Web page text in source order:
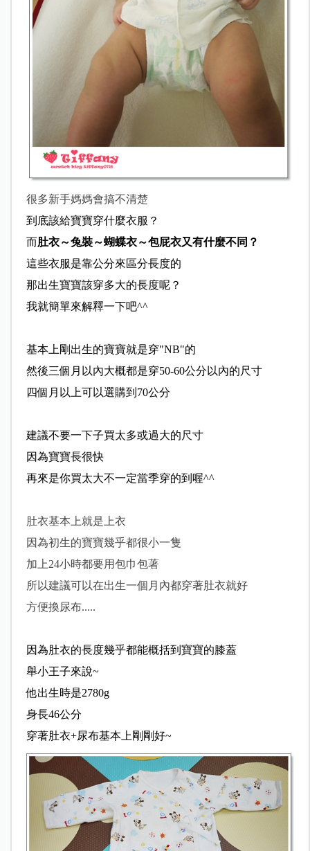
很多新手媽媽會搞不清楚
到底該給寶寶穿什麼衣服？
而肚衣～兔裝～蝴蝶衣～包屁衣又有什麼不同？
這些衣服是靠公分來區分長度的
那出生寶寶該穿多大的長度呢？
我就簡單來解釋一下吧^^
基本上剛出生的寶寶就是穿"NB"的
然後三個月以內大概都是穿50-60公分以內的尺寸
四個月以上可以選購到70公分
建議不要一下子買太多或過大的尺寸
因為寶寶長很快
再來是你買太大不一定當季穿的到喔^^
肚衣基本上就是上衣
因為初生的寶寶幾乎都很小一隻
加上24小時都要用包巾包著
所以建議可以在出生一個月內都穿著肚衣就好
方便換尿布.....
因為肚衣的長度幾乎都能概括到寶寶的膝蓋
舉小王子來說~
他出生時是2780g
身長46公分
穿著肚衣+尿布基本上剛剛好~